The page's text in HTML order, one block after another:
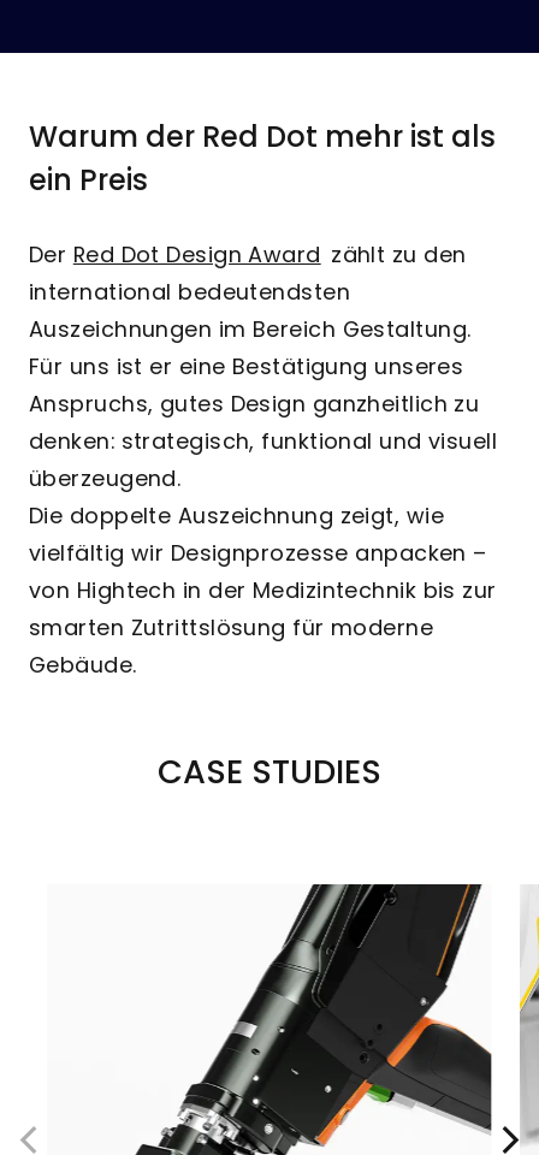
Warum der Red Dot mehr ist als
ein Preis
Der Red Dot Design Award zählt zu den
international bedeutendsten
Auszeichnungen im Bereich Gestaltung.
Für uns ist er eine Bestätigung unseres
Anspruchs, gutes Design ganzheitlich zu
denken: strategisch, funktional und visuell
überzeugend.
Die doppelte Auszeichnung zeigt, wie
vielfältig wir Designprozesse anpacken –
von Hightech in der Medizintechnik bis zur
smarten Zutrittslösung für moderne
Gebäude.
CASE STUDIES